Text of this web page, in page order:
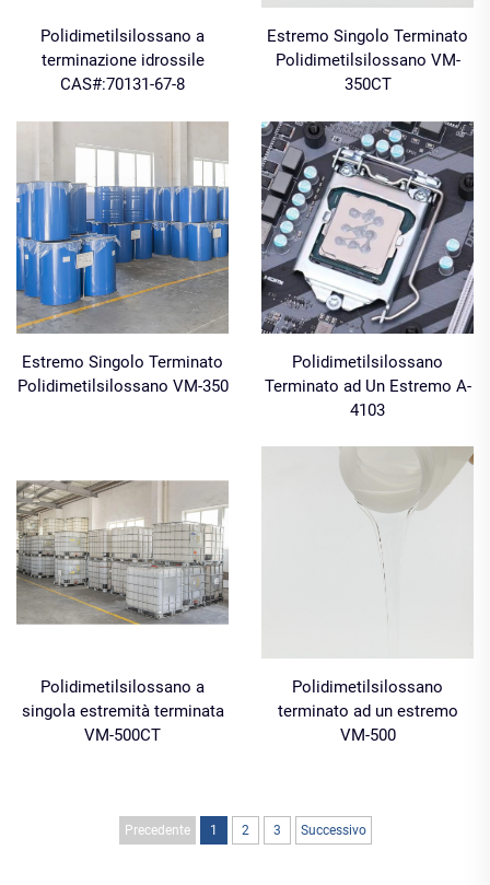
Polidimetilsilossano a
terminazione idrossile
CAS#:70131-67-8
Estremo Singolo Terminato
Polidimetilsilossano VM-
350CT
Estremo Singolo Terminato
Polidimetilsilossano VM-350
Polidimetilsilossano
Terminato ad Un Estremo A-
4103
Polidimetilsilossano a
singola estremità terminata
VM-500CT
Polidimetilsilossano
terminato ad un estremo
VM-500
Precedente 1 2 3 Successivo